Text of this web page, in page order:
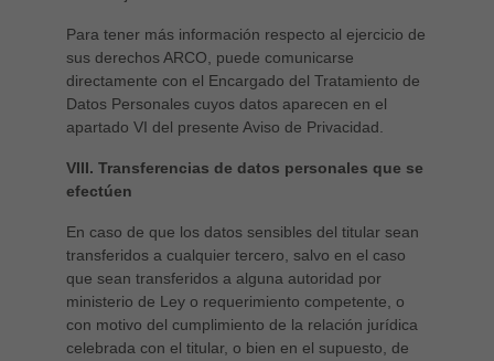
Para tener más información respecto al ejercicio de
sus derechos ARCO, puede comunicarse
directamente con el Encargado del Tratamiento de
Datos Personales cuyos datos aparecen en el
apartado VI del presente Aviso de Privacidad.
VIII. Transferencias de datos personales que se
efectúen
En caso de que los datos sensibles del titular sean
transferidos a cualquier tercero, salvo en el caso
que sean transferidos a alguna autoridad por
ministerio de Ley o requerimiento competente, o
con motivo del cumplimiento de la relación jurídica
celebrada con el titular, o bien en el supuesto, de